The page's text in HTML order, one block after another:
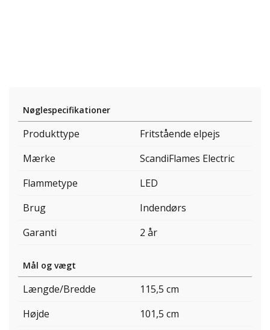
Nøglespecifikationer
Produkttype
Fritstående elpejs
Mærke
ScandiFlames Electric
Flammetype
LED
Brug
Indendørs
Garanti
2 år
Mål og vægt
Længde/Bredde
115,5 cm
Højde
101,5 cm